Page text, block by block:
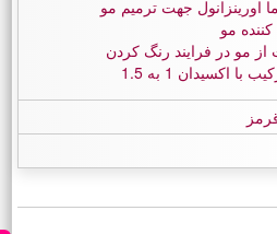
اورینزانول جهت ترمیم مو
مو
مو در فرایند رنگ کردن
با اکسیدان 1 به 1.5